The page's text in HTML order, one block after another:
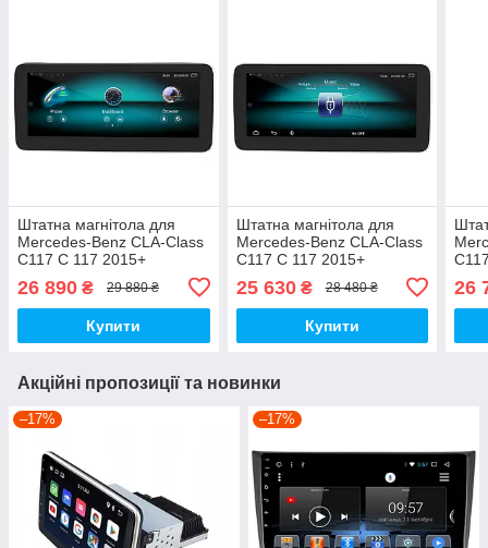
Штатна магнітола для
Mercedes-Benz CLA-Class
C117 C 117 2015+
26 890 ₴ 29 880 ₴
Купити
Штатна магнітола для
Mercedes-Benz CLA-Class
C117 C 117 2015+
(NTG5.0/5.1) на Android
25 630₴ 28 480 ₴
Купити
26
Акційні пропозиції та новинки
–17% –17%